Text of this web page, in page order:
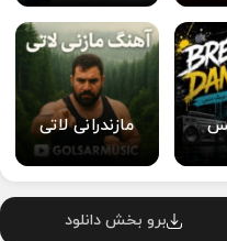
مازندرانی لاتی
برو بخش دانلود